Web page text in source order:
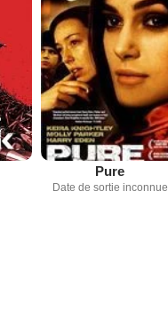
Pure
Date de sortie inconnue